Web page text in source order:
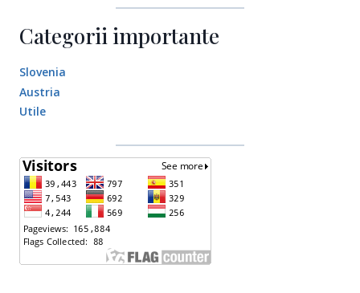
Categorii importante
Slovenia
Austria
Utile